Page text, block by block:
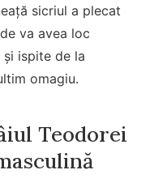
sicriul a plecat
va avea loc
ispite de la
omagiu.
Teodorei